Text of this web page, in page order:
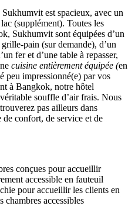
est spacieux, avec un
(supplément). Toutes les
Sukhumvit sont équipées d’un
pain (sur demande), d’un
fer et d’une table à repasser,
cuisine entièrement équipée (en
peu impressionné(e) par vos
à Bangkok, notre hôtel
souffle d’air frais. Nous
pas ailleurs dans
confort, de service et de
conçues pour accueillir
accessible en fauteuil
pour accueillir les clients en
chambres accessibles